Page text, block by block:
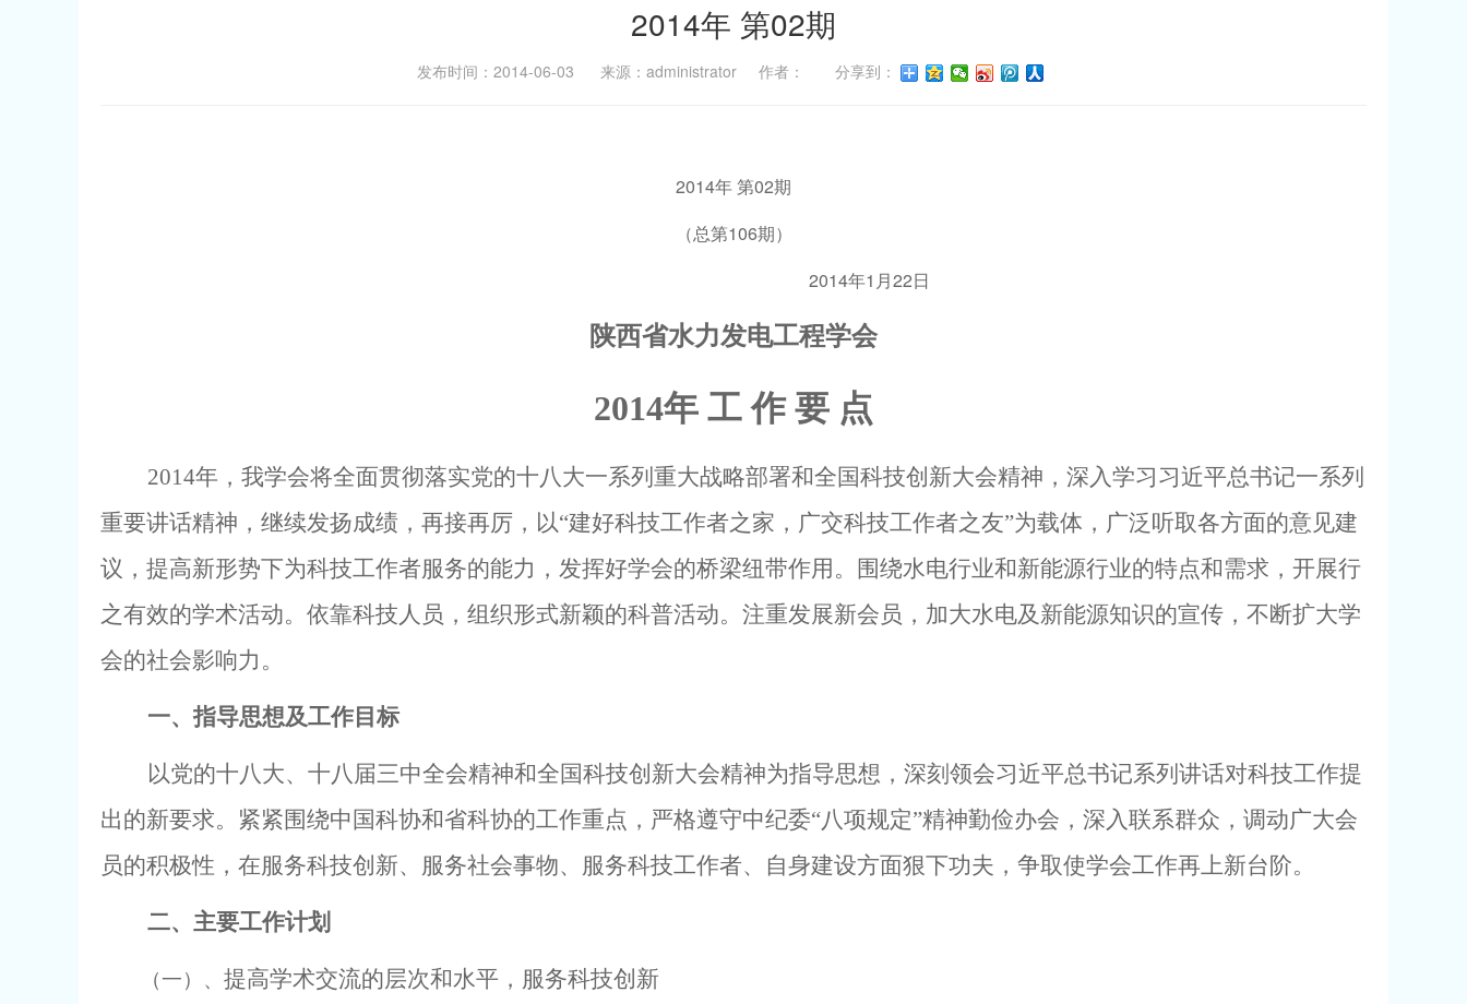
2014年 第02期
发布时间：2014-06-03 来源：administrator 作者： 分享到：
2014年 第02期
（总第106期）
2014年1 月 22 日
陕西省水力发电工程学会
2014年 工 作 要 点
2014年，我学会将全面贯彻落实党的十八大一系列重大战略部署和全国科技创新大会精神，深入学习习近平总书记一系列
重要讲话精神，继续发扬成绩，再接再厉，以“建好科技工作者之家，广交科技工作者之友”为载体，广泛听取各方面的意见建
议，提高新形势下为科技工作者服务的能力，发挥好学会的桥梁纽带作用。围绕水电行业和新能源行业的特点和需求，开展行
之有效的学术活动。依靠科技人员，组织形式新颖的科普活动。注重发展新会员，加大水电及新能源知识的宣传，不断扩大学
会的社会影响力。
一、指导思想及工作目标
以党的十八大、十八届三中全会精神和全国科技创新大会精神为指导思想，深刻领会习近平总书记系列讲话对科技工作提
出的新要求。紧紧围绕中国科协和省科协的工作重点，严格遵守中纪委“八项规定”精神勤俭办会，深入联系群众，调动广大会
员的积极性，在服务科技创新、服务社会事物、服务科技工作者、自身建设方面狠下功夫，争取使学会工作再上新台阶。
二、主要工作计划
（一）、提高学术交流的层次和水平，服务科技创新